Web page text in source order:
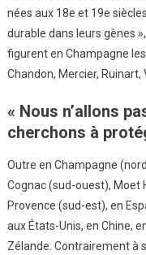
nées aux 18e et 19e
durable dans leurs gènes
figurent en Champagne
Chandon, Mercier, Ruinart,
« Nous n’allons
cherchons à
Outre en Champagne
Cognac (sud-ouest), Moet
Provence (sud-est), en
aux États-Unis, en Chine,
Zélande. Contrairement à